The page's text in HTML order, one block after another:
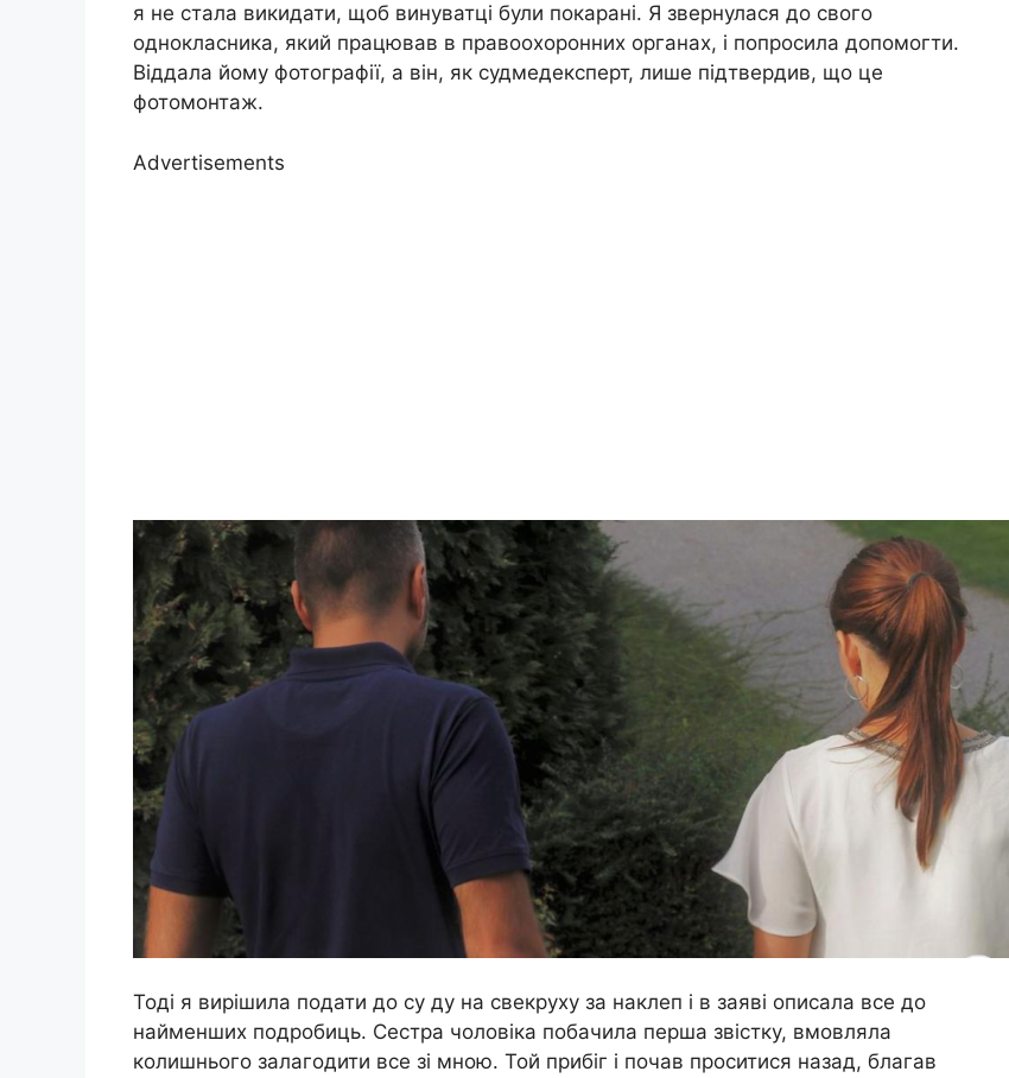
я не стала викидати, щоб винуватці були покарані. Я звернулася до свого
однокласника, який працював в правоохоронних органах, і попросила допомогти.
Віддала йому фотографії, а він, як судмедексперт, лише підтвердив, що це
фотомонтаж.
Advertisements
Тоді я вирішила подати до су ду на свекруху за наклеп і в заяві описала все до
найменших подробиць. Сестра чоловіка побачила перша звістку, вмовляла
колишнього залагодити все зі мною. Той прибіг і почав проситися назад, благав